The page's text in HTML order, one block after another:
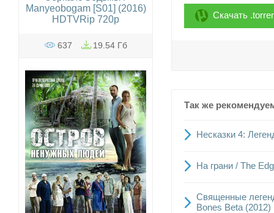
Скачать
Так же
Несказки 4:
На грани / The
Священные
Bones Beta
Manyeobogam [S01] (2016)
HDTVRip 720p
637 19.54 Гб